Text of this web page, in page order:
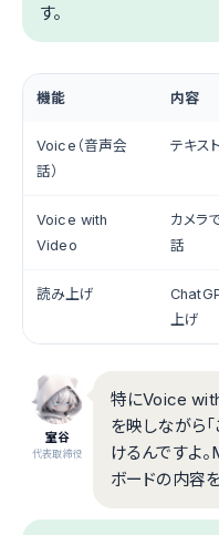
す。
機能 内容
Voice（音声会
話）
テキス
Voice with
Video
カメラ
話
読み上げ
上げ
室谷
代表取締役
特にVoice
を映しながら
けるんですよ
ボードの内容